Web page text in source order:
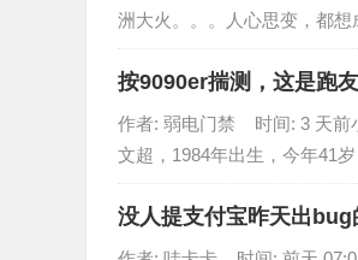
洲大火。。。人心思变，都
按9090er揣测，这是跑
作者: 弱电门禁 时间: 3 天前
文超，1984年出生，今年41
没人提支付宝昨天出bug